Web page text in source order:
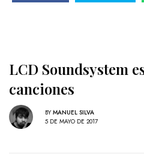
LCD Soundsystem
canciones
BY MANUEL SILVA
5 DE MAYO DE 2017